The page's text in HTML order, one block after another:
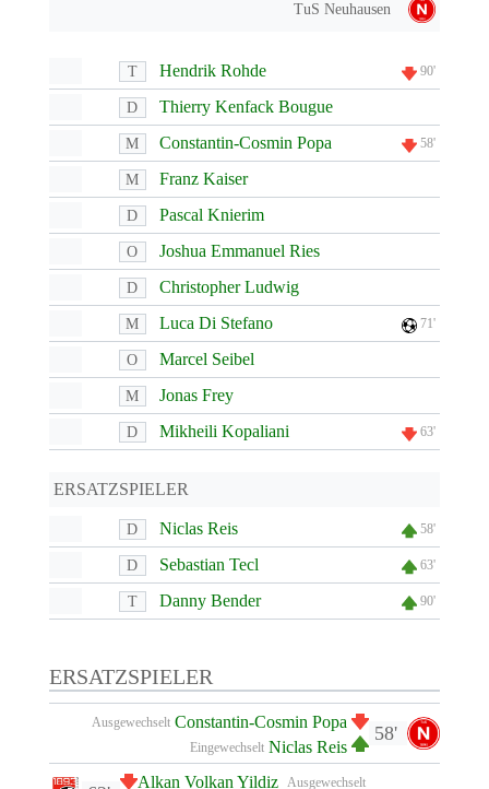
TuS Neuhausen
T Hendrik Rohde 90'
D Thierry Kenfack Bougue
M Constantin-Cosmin Popa 58'
M Franz Kaiser
D Pascal Knierim
O Joshua Emmanuel Ries
D Christopher Ludwig
M Luca Di Stefano 71'
O Marcel Seibel
M Jonas Frey
D Mikheili Kopaliani 63'
ERSATZSPIELER
D Niclas Reis 58'
D Sebastian Tecl 63'
T Danny Bender 90'
ERSATZSPIELER
58'
Ausgewechselt Constantin-Cosmin Popa
Eingewechselt Niclas Reis
Ausgewechselt
Alkan Volkan Yildiz